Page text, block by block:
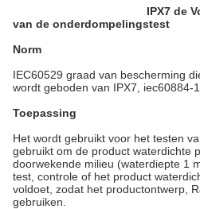
IPX7 de
van de onderdompelingstest
Norm
IEC60529 graad van bescherming
wordt geboden van IPX7, iec60884-
Toepassing
Het wordt gebruikt voor het testen
gebruikt om de product waterdichte
doorwekende milieu (waterdiepte 1
test, controle of het product
voldoet, zodat het productontwerp,
gebruiken.